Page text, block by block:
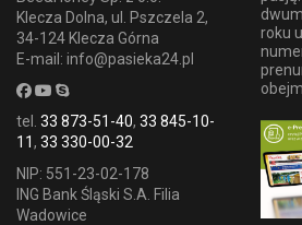
Klecza Dolna, ul. Pszczela 2,
34-124 Klecza Górna
E-mail: info@pasieka24.pl
tel. 33 873-51-40, 33 845-10-
11, 33 330-00-32
NIP: 551-23-02-178
ING Bank Śląski S.A. Filia
Wadowice
roku